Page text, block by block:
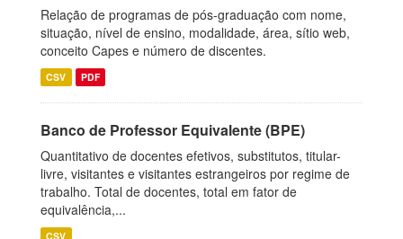
Relação de programas de pós-graduação com nome,
situação, nível de ensino, modalidade, área, sítio web,
conceito Capes e número de discentes.
CSV PDF
Banco de Professor Equivalente (BPE)
Quantitativo de docentes efetivos, substitutos, titular-
livre, visitantes e visitantes estrangeiros por regime de
trabalho. Total de docentes, total em fator de
equivalência,...
CSV